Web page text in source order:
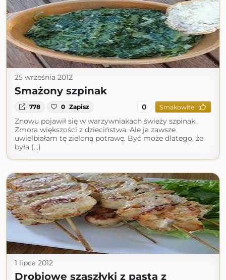
25 września 2012
Smażony szpinak
778 0 Zapisz 0 Smakowite
Znowu pojawił się w warzywniakach świeży szpinak.
Zmora większości z dzieciństwa. Ale ja zawsze
uwielbiałam tę zieloną potrawę. Być może dlatego, że
była (...)
1 lipca 2012
Drobiowe szaszłyki z pastą z